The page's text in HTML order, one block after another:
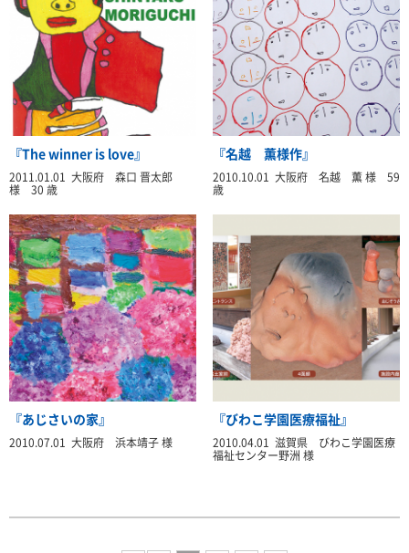
『The winner is love』
2011.01.01 大阪府 森口 晋太郎
様 30 歳
『名越 薫様作』
2010.10.01 大阪府 名越 薫 様 59
歳
『あじさいの家』
2010.07.01 大阪府 浜本靖子 様
『びわこ学園医療福祉』
2010.04.01 滋賀県 びわこ学園医療
福祉センター野洲 様